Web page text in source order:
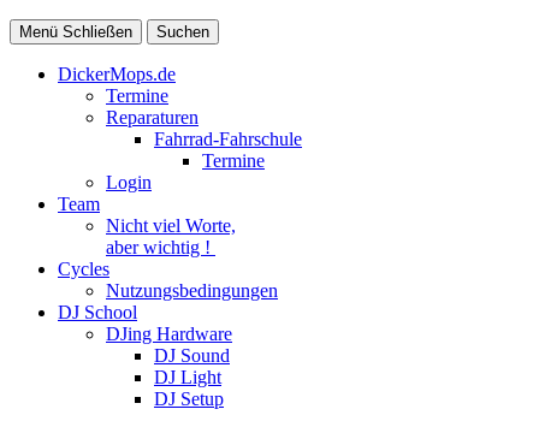
Menü Schließen Suchen
DickerMops.de
Termine
Reparaturen
Fahrrad-Fahrschule
Termine
Login
Team
Nicht viel Worte,
aber wichtig !
Cycles
Nutzungsbedingungen
DJ School
DJing Hardware
DJ Sound
DJ Light
DJ Setup